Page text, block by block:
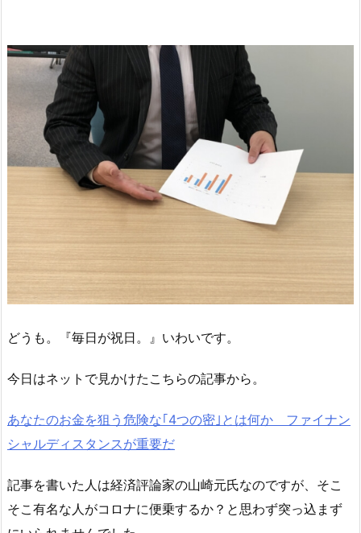
どうも。『毎日が祝日。』いわいです。
今日はネットで見かけたこちらの記事から。
あなたのお金を狙う危険な｢4つの密｣とは何か ファイナン
シャルディスタンスが重要だ
記事を書いた人は経済評論家の山崎元氏なのですが、そこ
そこ有名な人がコロナに便乗するか？と思わず突っ込まず